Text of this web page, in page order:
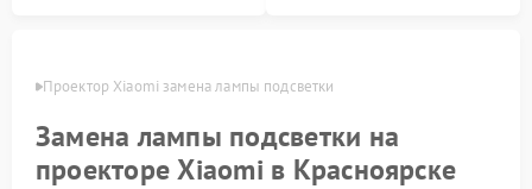
Проектор Xiaomi замена лампы подсветки
Замена лампы подсветки на
проекторе Xiaomi в Красноярске